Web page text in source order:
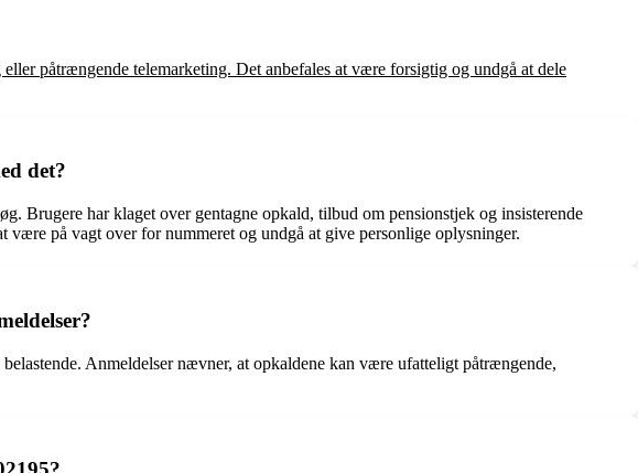
påtrængende telemarketing. Det anbefales at være forsigtig og undgå at dele
det?
Brugere har klaget over gentagne opkald, tilbud om pensionstjek og insisterende
være på vagt over for nummeret og undgå at give personlige oplysninger.
Anmeldelser nævner, at opkaldene kan være ufatteligt påtrængende,